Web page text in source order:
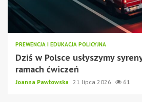
PREWENCJA I EDUKACJA POLICYJNA
Dziś w Polsce usłyszymy
ramach ćwiczeń
Joanna Pawłowska 21 lipca 2026 61